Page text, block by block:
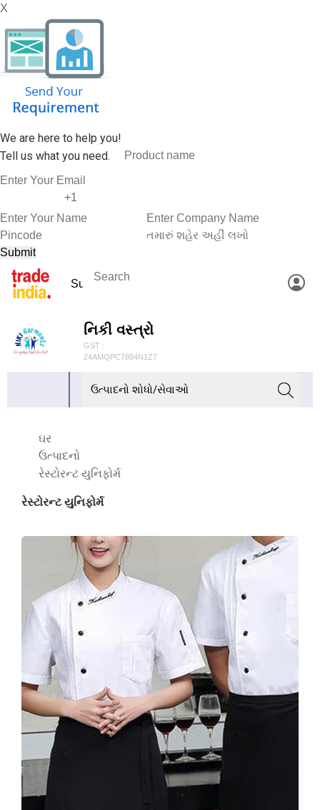
X
We are here to help you!
Tell us what you need.
નિકી વસ્ત્રો
GST :
24AMQPC7894N1Z7
ઘર
ઉત્પાદનો
રેસ્ટોરન્ટ યુનિફોર્મ
રેસ્ટોરન્ટ યુનિફોર્મ